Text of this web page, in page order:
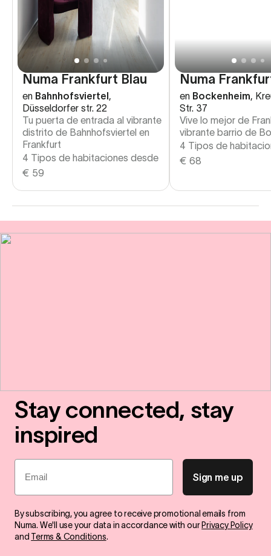
Numa Frankfurt Blau
en Bahnhofsviertel,
Düsseldorfer str. 22
Tu puerta de entrada al vibrante
distrito de Bahnhofsviertel en
Frankfurt
4 Tipos de habitaciones desde
€ 59
Numa
en Bockenheim,
Str. 37
Vive lo mejor de
vibrante barrio de
4 Tipos de
€ 68
Stay connected, stay
inspired
Email
Sign me up
By subscribing, you agree to receive promotional emails from
Numa. We'll use your data in accordance with our Privacy Policy
and Terms & Conditions.